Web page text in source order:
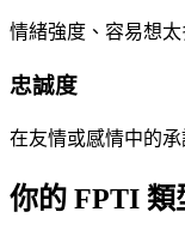
情緒強度、容易想
忠誠度
在友情或感情中的
你的 FPTI 類